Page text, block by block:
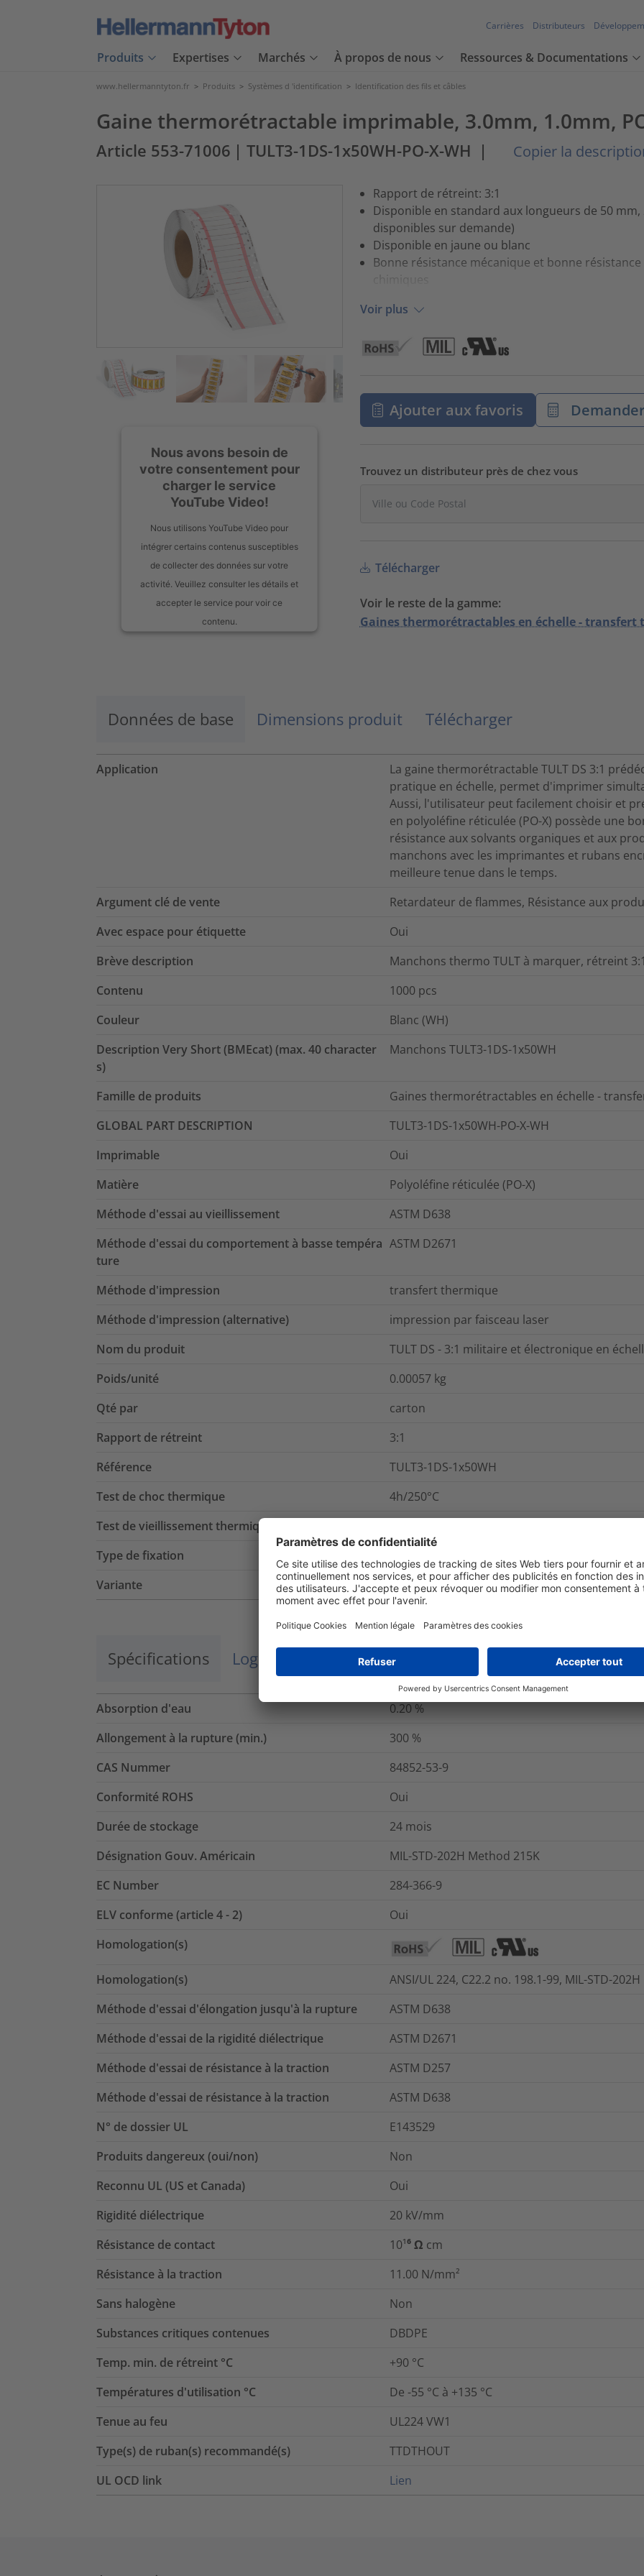
Carrières Distributeurs
Produits Expertises Marchés À propos de nous Ressources & Documentations
www.hellermanntyton.fr > Produits > Systèmes d 'identification > Identification des fils et câbles
Gaine thermorétractable imprimable, 3.0mm, 1.0mm,
Article 553-71006 | TULT3-1DS-1x50WH-PO-X-WH | Copier la
Nous avons besoin de
votre consentement pour
charger le service
YouTube Video!
Nous utilisons YouTube Video pour
intégrer certains contenus susceptibles
de collecter des données sur votre
activité. Veuillez consulter les détails et
accepter le service pour voir ce
contenu.
powered byUsercentrics Consent
Rapport de rétreint: 3:1
Disponible en standard aux longueurs de 50
disponibles sur demande)
Disponible en jaune ou blanc
Bonne résistance mécanique et bonne
Voir plus
Ajouter aux favoris
Trouvez un distributeur près de chez vous
Télécharger
Voir le reste de la gamme:
Gaines thermorétractables en échelle - transfert
Données de base Dimensions produit Télécharger
Application
La gaine thermorétractable TULT DS 3:1
pratique en échelle, permet d'imprimer
Aussi, l'utilisateur peut facilement choisir et
en polyoléfine réticulée (PO-X) possède une
résistance aux solvants organiques et aux
manchons avec les imprimantes et rubans
meilleure tenue dans le temps.
Argument clé de vente
Retardateur de flammes, Résistance aux
Avec espace pour étiquette
Oui
Brève description
Manchons thermo TULT à marquer, rétreint
Contenu
1000 pcs
Couleur
Blanc (WH)
Description Very Short (BMEcat) (max. 40 character
s)
Manchons TULT3-1DS-1x50WH
Famille de produits
Gaines thermorétractables en échelle -
GLOBAL PART DESCRIPTION
TULT3-1DS-1x50WH-PO-X-WH
Imprimable
Oui
Matière
Polyoléfine réticulée (PO-X)
Méthode d'essai au vieillissement
ASTM D638
Méthode d'essai du comportement à basse tempéra
ture
ASTM D2671
Méthode d'impression
transfert thermique
Méthode d'impression (alternative)
impression par faisceau laser
Nom du produit
TULT DS - 3:1 militaire et électronique en
Poids/unité
0.00057 kg
Qté par
carton
Rapport de rétreint
3:1
Référence
TULT3-1DS-1x50WH
Test de choc thermique
4h/250°C
Test de vieillissement thermique
Type de fixation
Variante
Cylindrique
Spécifications Logistique et emballage Pour plus d'information
Absorption d'eau 0.20 %
Allongement à la rupture (min.)
300 %
CAS Nummer
84852-53-9
Conformité ROHS
Oui
Durée de stockage
24 mois
Désignation Gouv. Américain
MIL-STD-202H Method 215K
EC Number
284-366-9
ELV conforme (article 4 - 2)
Oui
Homologation(s)
Homologation(s)
ANSI/UL 224, C22.2 no. 198.1-99, MIL-STD-
Méthode d'essai d'élongation jusqu'à la rupture
ASTM D638
Méthode d'essai de la rigidité diélectrique
ASTM D2671
Méthode d'essai de résistance à la traction
ASTM D257
Méthode d'essai de résistance à la traction
ASTM D638
N° de dossier UL
E143529
Produits dangereux (oui/non)
Non
Reconnu UL (US et Canada)
Oui
Rigidité diélectrique
20 kV/mm
Résistance de contact
10¹⁶ Ω cm
Résistance à la traction
11.00 N/mm²
Sans halogène
Non
Substances critiques contenues
DBDPE
Temp. min. de rétreint °C
+90 °C
Températures d'utilisation °C
De -55 °C à +135 °C
Tenue au feu
UL224 VW1
Type(s) de ruban(s) recommandé(s)
TTDTHOUT
UL OCD link
Lien